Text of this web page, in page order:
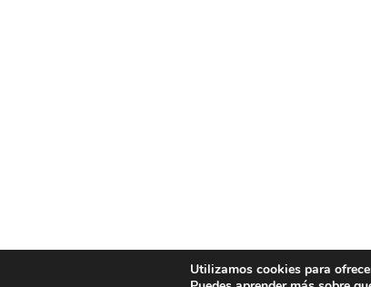
Utilizamos cookies para